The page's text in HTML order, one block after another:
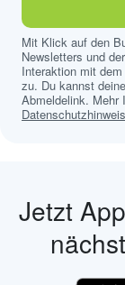
Mit Klick auf den
Newsletters und
Interaktion mit
zu. Du kannst
Abmeldelink. Mehr
Jetzt